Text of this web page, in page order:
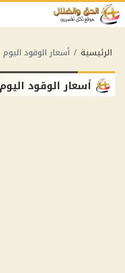
الرئيسية أسعار الوقود اليوم
أسعار الوقود اليوم